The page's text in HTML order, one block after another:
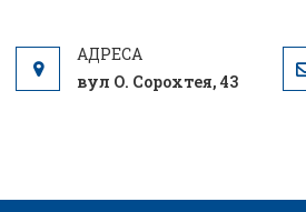
вул О. Сорохтея, 43